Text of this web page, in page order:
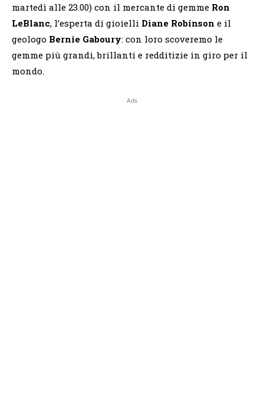
martedì alle 23.00) con il mercante di gemme Ron
LeBlanc, l’esperta di gioielli Diane Robinson e il
geologo Bernie Gaboury: con loro scoveremo le
gemme più grandi, brillanti e redditizie in giro per il
mondo.
Ads